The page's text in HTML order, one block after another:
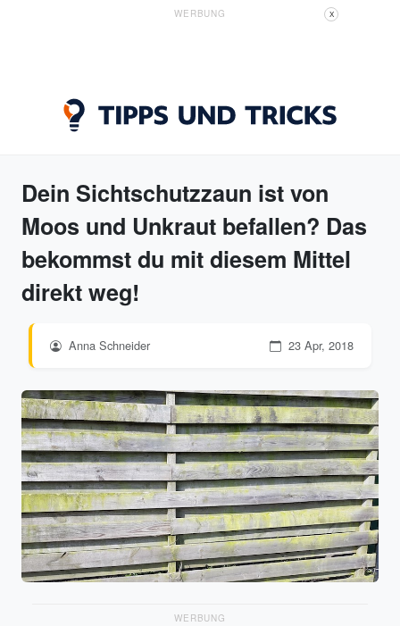
WERBUNG X
Dein Sichtschutzzaun ist von
Moos und Unkraut befallen? Das
bekommst du mit diesem Mittel
direkt weg!
Anna Schneider 23 Apr, 2018
WERBUNG